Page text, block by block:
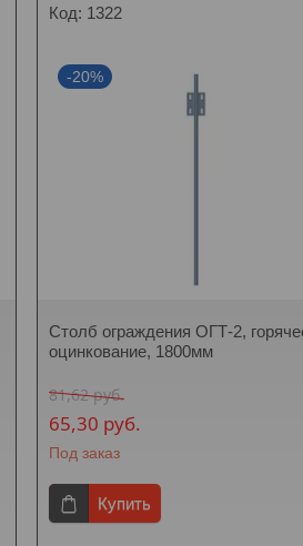
1322
-20%
Столб ограждения ОГТ-2,
оцинкование, 1800мм
81,62руб.
65,30 руб.
Под заказ
Купить